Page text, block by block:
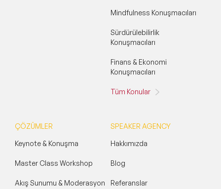
Mindfulness Konuşmacıları
Sürdürülebilirlik
Konuşmacıları
Finans & Ekonomi
Konuşmacıları
Tüm Konular
ÇÖZÜMLER
Keynote & Konuşma
Master Class Workshop
Akış Sunumu & Moderasyon
SPEAKER AGENCY
Hakkımızda
Blog
Referanslar